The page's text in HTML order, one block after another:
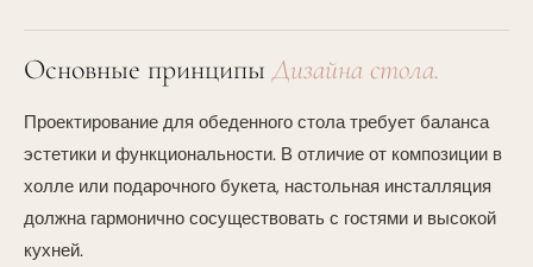
Основные принципыДизайна стола.
Проектирование для обеденного стола требует баланса
эстетики и функциональности. В отличие от композиции в
холле или подарочного букета, настольная инсталляция
должна гармонично сосуществовать с гостями и высокой
кухней.